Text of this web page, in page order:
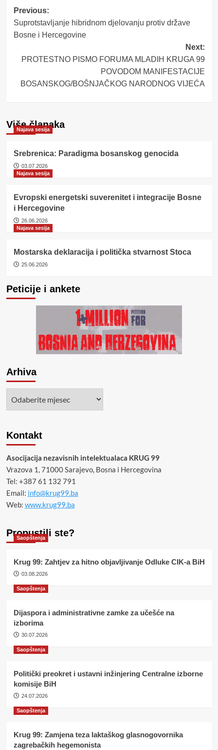
Post
navigation
Previous:
Suprotstavljanje hibridnom djelovanju protiv države
Bosne i Hercegovine
Next:
PROTESTNO PISMO FORUMA MLADIH KRUGA 99
POVODOM MANIFESTACIJE
BOSANSKOG/BOŠNJAČKOG NARODNOG VIJEĆA
Više članaka
Najava sesija
Srebrenica: Paradigma bosanskog genocida
03.07.2026
Najava sesija
Evropski energetski suverenitet i integracije Bosne
i Hercegovine
26.06.2026
Najava sesija
Mostarska deklaracija i politička stvarnost Stoca
25.06.2026
Peticije i ankete
Arhiva
Kontakt
Asocijacija nezavisnih intelektualaca KRUG 99
Vrazova 1, 71000 Sarajevo, Bosna i Hercegovina
Tel: +387 61 132 791
Email: info@krug99.ba
Web: www.krug99.ba
Propustili ste?
Saopštenja
Krug 99: Zahtjev za hitno objavljivanje Odluke CIK-a BiH
03.08.2026
Saopštenja
Dijaspora i administrativne zamke za učešće na
izborima
30.07.2026
Saopštenja
Politički preokret i ustavni inžinjering Centralne izborne
komisije BiH
24.07.2026
Saopštenja
Krug 99: Zamjena teza laktaškog glasnogovornika
zagrebačkih hegemonista